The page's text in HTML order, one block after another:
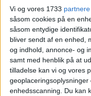
Vi og vores 1733 partnere
såsom cookies på en
såsom entydige
bliver sendt af en enhed,
og indhold, annonce- og
samt med henblik på at
tilladelse kan vi og vores
enhedsscanning. Du kan
Apollo